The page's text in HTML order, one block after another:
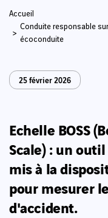
Accueil
Conduite responsable
écoconduite
25 février 2026
Echelle BOSS
Scale) : un
mis à la
pour mesurer
d'accident.